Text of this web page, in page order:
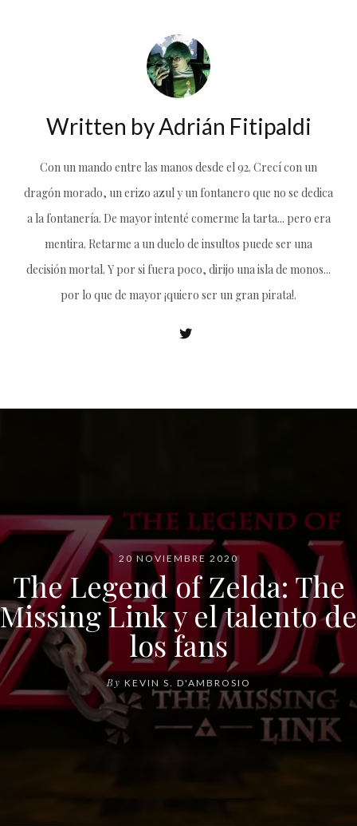
Written byAdrián Fitipaldi
Con un mando entre las manos desde el 92. Crecí con un
dragón morado, un erizo azul y un fontanero que no se dedica
a la fontanería. De mayor intenté comerme la tarta... pero era
mentira. Retarme a un duelo de insultos puede ser una
decisión mortal. Y por si fuera poco, dirijo una isla de monos...
por lo que de mayor ¡quiero ser un gran pirata!.
20 NOVIEMBRE 2020
The Legend of Zelda: The
Missing Link y el talento de
los fans
By KEVIN S. D'AMBROSIO